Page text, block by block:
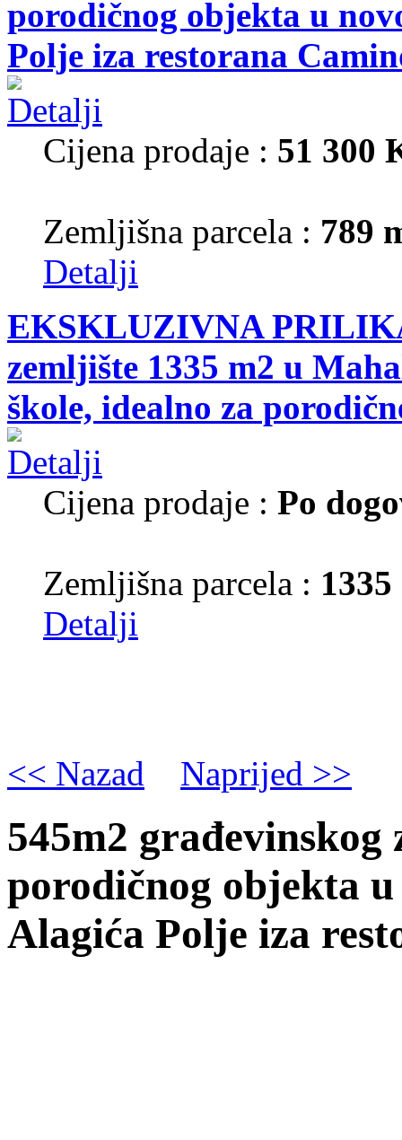
porodičnog objekta u
Polje iza restorana
Cijena prodaje : 51 300
Zemljišna parcela : 789
Detalji
EKSKLUZIVNA
zemljište 1335 m2 u
škole, idealno za
Cijena prodaje : Po
Zemljišna parcela : 1335
Detalji
<< Nazad Naprijed >>
545m2
porodičnog objekta
Alagića Polje iza